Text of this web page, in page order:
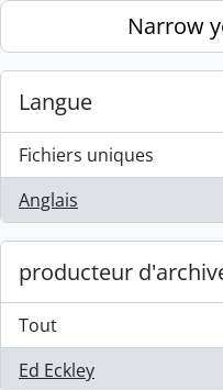
Skip to main contentNarrow
Langue
Fichiers uniques
, 1 résultats
Anglais
, 1 résultats
producteur
Tout
Ed Eckley
, 1 résultats